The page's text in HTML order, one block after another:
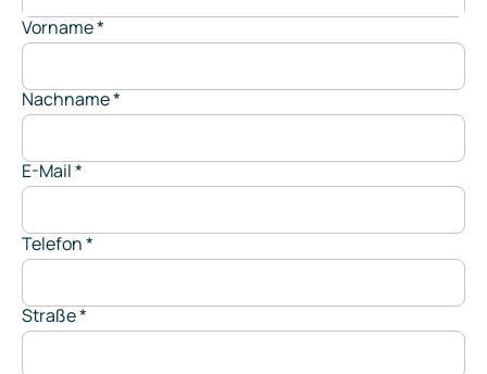
Vorname*
Nachname*
E-Mail*
Telefon*
Straße*